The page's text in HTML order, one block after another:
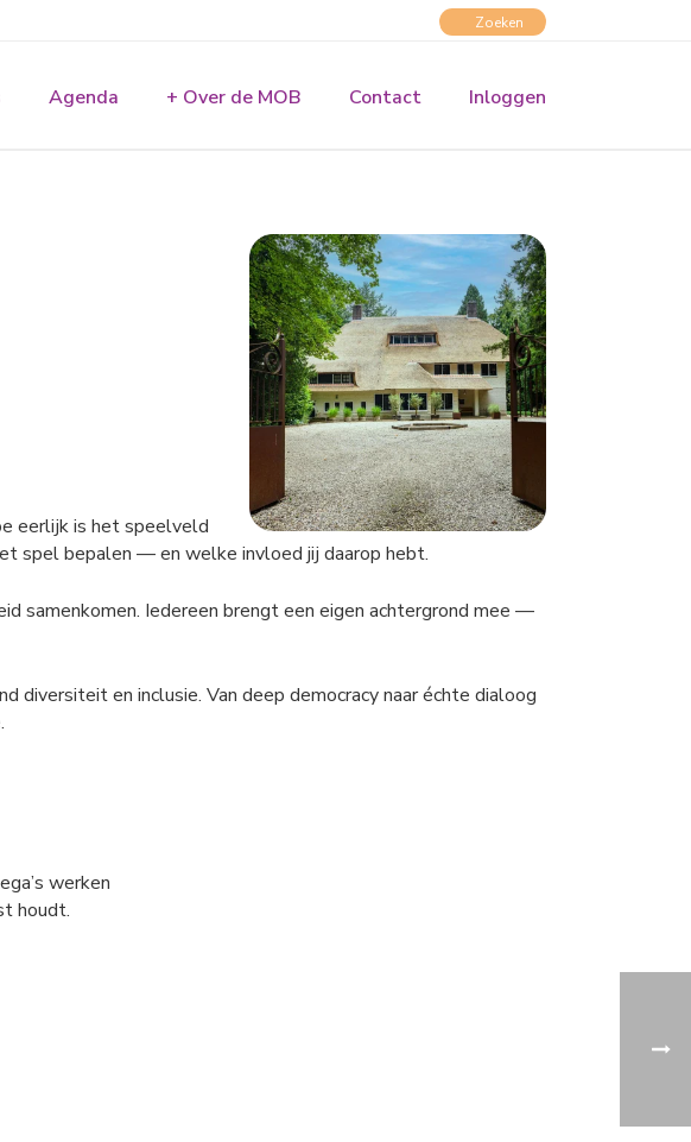
Agenda + Over de MOB Contact Inloggen
eerlijk is het speelveld
spel bepalen — en welke invloed jij daarop hebt.
samenkomen. Iedereen brengt een eigen achtergrond mee —
diversiteit en inclusie. Van deep democracy naar échte dialoog
werken
houdt.